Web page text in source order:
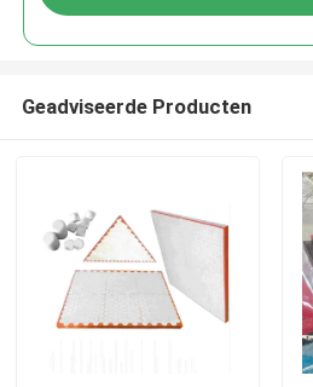
Geadviseerde Producten